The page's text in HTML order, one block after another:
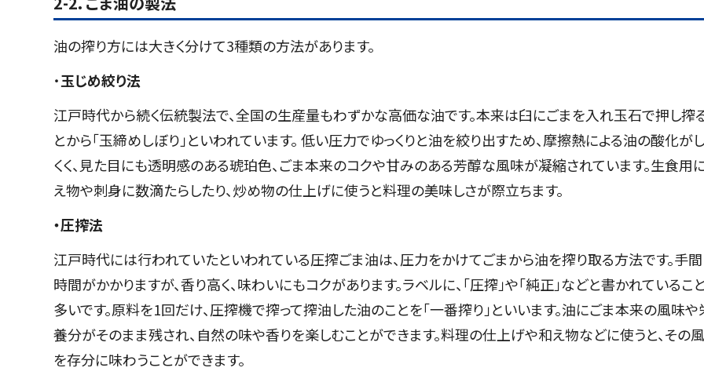
油の搾り方には大きく分けて3種類の方法があります。
・玉じめ絞り法
江戸時代から続く伝統製法で、全国の生産量もわずかな高価な油です。本来は臼にごまを入れ玉石で押し搾
とから「玉締めしぼり」といわれています。 低い圧力でゆっくりと油を絞り出すため、摩擦熱による油の酸化が
くく、見た目にも透明感のある琥珀色、ごま本来のコクや甘みのある芳醇な風味が凝縮されています。生食用
え物や刺身に数滴たらしたり、炒め物の仕上げに使うと料理の美味しさが際立ちます。
・圧搾法
江戸時代には行われていたといわれている圧搾ごま油は、圧力をかけてごまから油を搾り取る方法です。手間
時間がかかりますが、香り高く、味わいにもコクがあります。ラベルに、「圧搾」や「純正」などと書かれているこ
多いです。原料を1回だけ、圧搾機で搾って搾油した油のことを「一番搾り」といいます。油にごま本来の風味や
養分がそのまま残され、自然の味や香りを楽しむことができます。料理の仕上げや和え物などに使うと、その
を存分に味わうことができます。